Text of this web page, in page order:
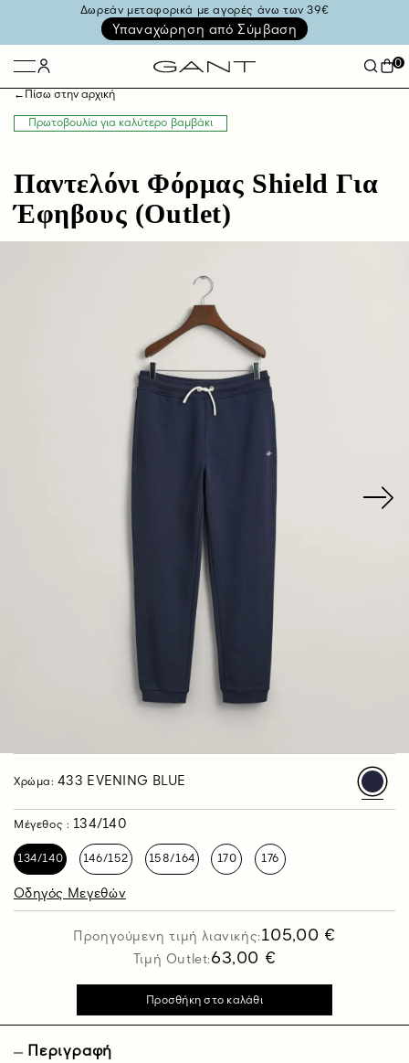
Δωρεάν μεταφορικά με αγορές άνω των 39€
Υπαναχώρηση από Σύμβαση
0
← Πίσω στην αρχική
Πρωτοβουλία για καλύτερο βαμβάκι
Παντελόνι Φόρμας Shield Για
Έφηβους (Outlet)
Χρώμα:433 EVENING BLUE
Μέγεθος : 134/140
134/140 146/152 158/164 170 176
Οδηγός Μεγεθών
Προηγούμενη τιμή λιανικής:105,00 €
Τιμή Outlet:63,00 €
Περιγραφή